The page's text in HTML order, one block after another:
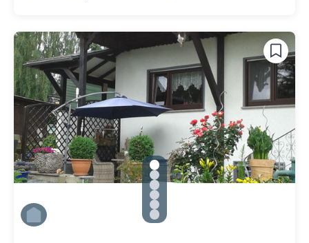
gallery.slide_selector
Zu Slide 1 wechseln
Zu Slide 2 wechseln
Zu Slide 3 wechseln
Zu Slide 4 wechseln
Zu Slide 5 wechseln
Zu Slide 6 wechseln